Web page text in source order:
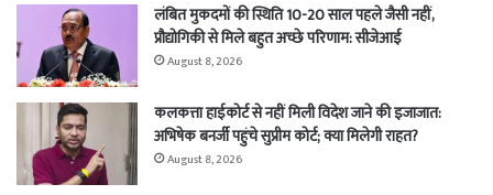
लंबित मुकदमों की स्थिति 10-20 साल पहले जैसी नहीं,
प्रौद्योगिकी से मिले बहुत अच्छे परिणाम: सीजेआई
August 8, 2026
कलकत्ता हाईकोर्ट से नहीं मिली विदेश जाने की इजाजात:
अभिषेक बनर्जी पहुंचे सुप्रीम कोर्ट; क्या मिलेगी राहत?
August 8, 2026